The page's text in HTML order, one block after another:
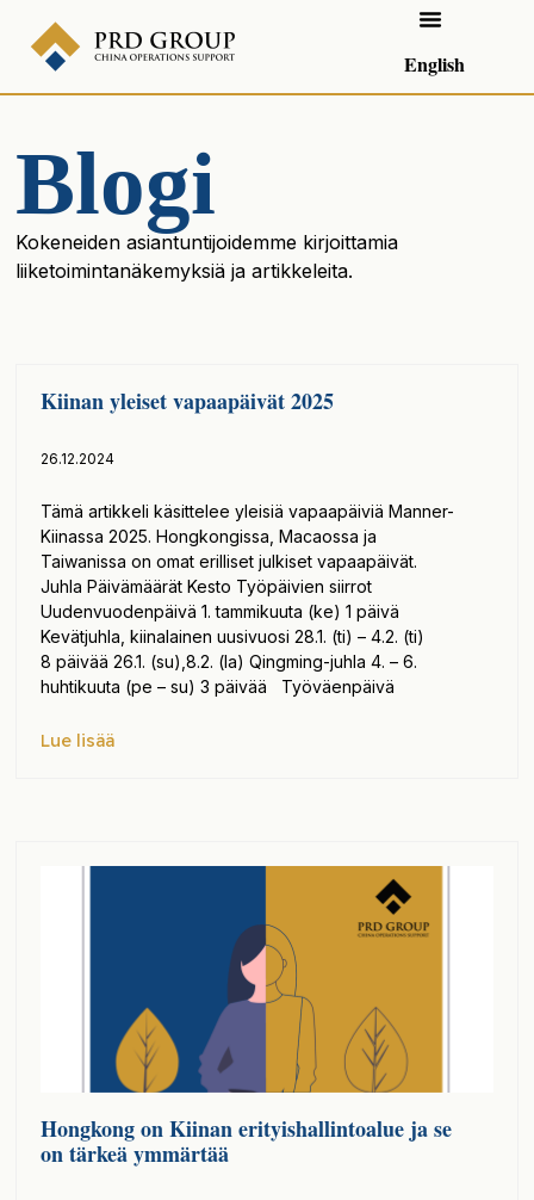
English
Blogi
Kokeneiden asiantuntijoidemme kirjoittamia
liiketoimintanäkemyksiä ja artikkeleita.
Kiinan yleiset vapaapäivät 2025
26.12.2024
Tämä artikkeli käsittelee yleisiä vapaapäiviä Manner-
Kiinassa 2025. Hongkongissa, Macaossa ja
Taiwanissa on omat erilliset julkiset vapaapäivät.
Juhla Päivämäärät Kesto Työpäivien siirrot
Uudenvuodenpäivä 1. tammikuuta (ke) 1 päivä
Kevätjuhla, kiinalainen uusivuosi 28.1. (ti) – 4.2. (ti)
8 päivää 26.1. (su),8.2. (la) Qingming-juhla 4. – 6.
huhtikuuta (pe – su) 3 päivää Työväenpäivä
Lue lisää
Hongkong on Kiinan erityishallintoalue ja se
on tärkeä ymmärtää